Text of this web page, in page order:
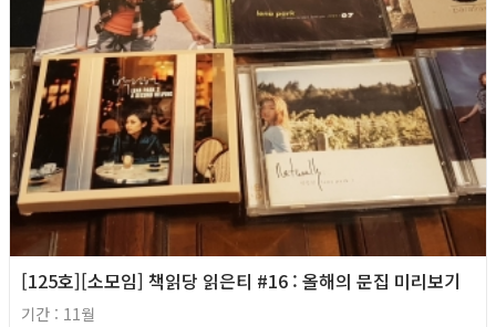
[125호][소모임] 책읽당 읽은티 #16 : 올해의 문집 미리보기
기간 : 11월